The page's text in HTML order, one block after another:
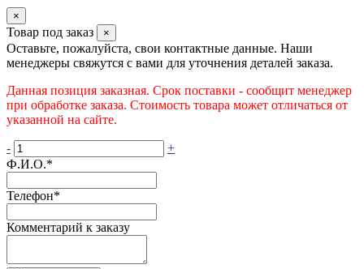
×
Товар под заказ ×
Оставьте, пожалуйста, свои контактные данные. Наши
менеджеры свяжутся с вами для уточнения деталей заказа.
Данная позиция заказная. Срок поставки - сообщит менеджер
при обработке заказа. Стоимость товара может отличаться от
указанной на сайте.
-
+
Ф.И.О.*
Телефон*
Комментарий к заказу